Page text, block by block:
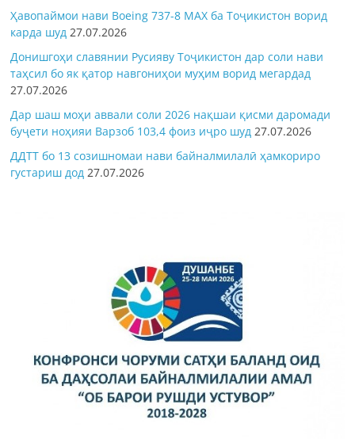
Ҳавопаймои нави Boeing 737-8 MAX ба Тоҷикистон ворид
карда шуд 27.07.2026
Донишгоҳи славянии Русияву Тоҷикистон дар соли нави
таҳсил бо як қатор навгониҳои муҳим ворид мегардад
27.07.2026
Дар шаш моҳи аввали соли 2026 нақшаи қисми даромади
буҷети ноҳияи Варзоб 103,4 фоиз иҷро шуд 27.07.2026
ДДТТ бо 13 созишномаи нави байналмилалӣ ҳамкориро
густариш дод 27.07.2026